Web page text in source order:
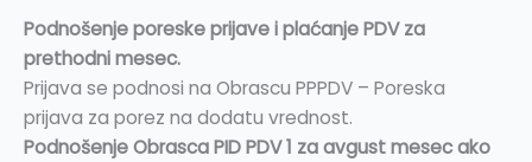
Podnošenje poreske prijave i plaćanje PDV za
prethodni mesec.
Prijava se podnosi na Obrascu PPPDV – Poreska
prijava za porez na dodatu vrednost.
Podnošenje Obrasca PID PDV 1 za avgust mesec ako